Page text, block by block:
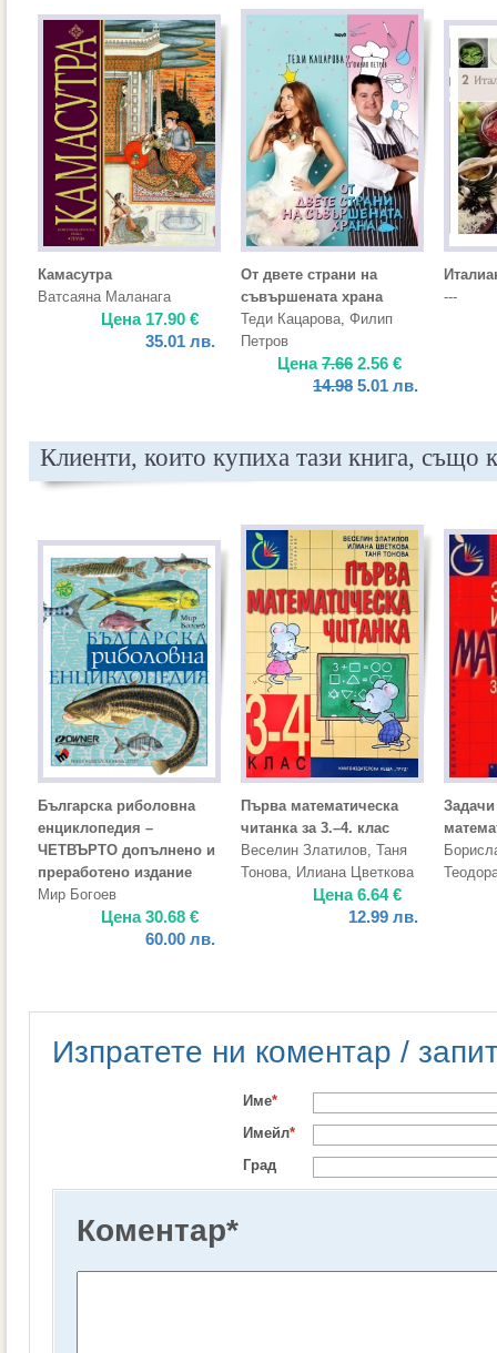
Камасутра
Ватсаяна Маланага
Цена 17.90 €
35.01 лв.
От двете страни на
съвършената храна
Теди Кацарова, Филип
Петров
Цена7.66 2.56 €
14.98 5.01 лв.
---
Клиенти, които купиха тази книга, също
Българска риболовна
енциклопедия –
ЧЕТВЪРТО допълнено и
преработено издание
Мир Богоев
Цена30.68 €
60.00 лв.
Първа математическа
читанка за 3.–4. клас
Веселин Златилов, Таня
Тонова, Илиана Цветкова
Цена6.64€
12.99 лв.
Изпратете ни коментар /
Име*
Имейл*
Град
Коментар*